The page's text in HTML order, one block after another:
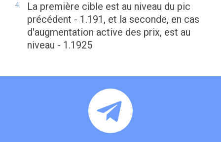
La première cible est au niveau du pic
précédent - 1.191, et la seconde, en cas
d'augmentation active des prix, est au
niveau - 1.1925